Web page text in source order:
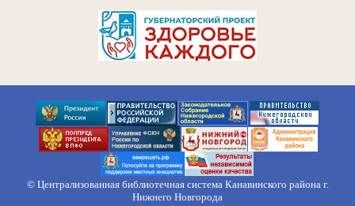
© Централизованная библиотечная система Канавинского района г.
Нижнего Новгорода